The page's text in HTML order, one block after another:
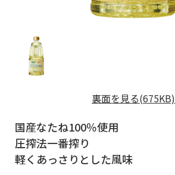
裏面を見る(675KB)
国産なたね100％使用
圧搾法一番搾り
軽くあっさりとした風味